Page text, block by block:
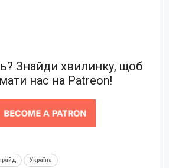
Знайди хвилинку, щоб
нас на Patreon!
Україна